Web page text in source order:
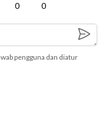
0 0
pengguna dan diatur